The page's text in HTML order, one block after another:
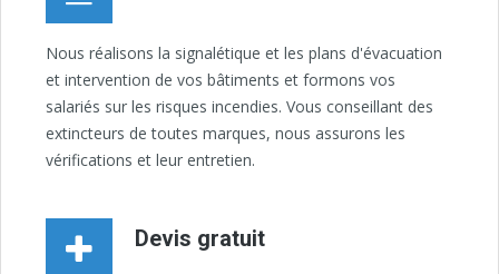
Nous réalisons la signalétique et les plans d'évacuation
et intervention de vos bâtiments et formons vos
salariés sur les risques incendies. Vous conseillant des
extincteurs de toutes marques, nous assurons les
vérifications et leur entretien.
Devis gratuit